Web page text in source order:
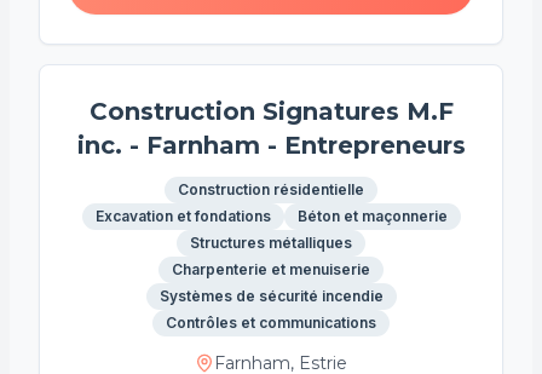
Construction Signatures M.F
inc. - Farnham - Entrepreneurs
Construction résidentielle
Excavation et fondations
Béton et maçonnerie
Structures métalliques
Charpenterie et menuiserie
Systèmes de sécurité incendie
Contrôles et communications
Farnham, Estrie